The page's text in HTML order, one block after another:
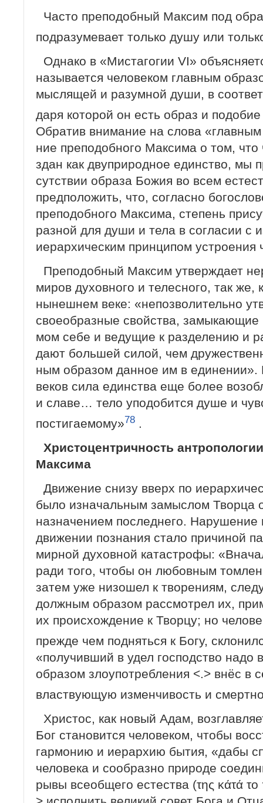
Часто преподобный Максим под
подразумевает только душу или
Однако в «Мистагогии VI»
называется человеком главным
мыслящей и разумной души, в
даря которой он есть образ и
Обратив внимание на слова
ние преподобного Максима о том,
здан как двуприродное единство, мы
сутствии образа Божия во всем
пред­положить, что, согласно
преподобного Максима, степень
разной для души и тела в согласии с
иерархическим принци­пом устроения
Преподобный Максим утверждает
миров духовного и телесного, так
нынешнем веке: «непозволительно
своеобразные свойства,
мом себе и ведущие к разделению и
дают большей силой, чем
ным образом данное им в
веков сила единства еще более
и славе… тело уподобится душе и
постигаемому»78 .
Христоцентричность
Максима
Движение снизу вверх по
было изначальным замыслом Творца
назначением последнего. Нарушение
движении познания стало причиной
мирной духовной катастрофы:
ради того, чтобы он любовным
затем уже низошел к творениям,
должным образом рассмотрел их,
их происхождение к Творцу; но
прежде чем подняться к Богу,
«получивший в удел господство
образом злоупотребления <.> внёс в
властвующую изменчивость и
Христос, как новый Адам,
Бог становится человеком, чтобы
гармонию и иерархию бытия, «дабы
человека и сообразно природе
рывы всеобщего естества (της κάτά